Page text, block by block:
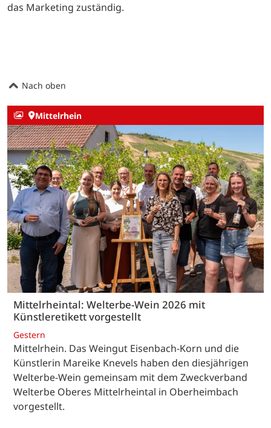
das Marketing zuständig.
Nach oben
Mittelrhein
Mittelrheintal: Welterbe-Wein 2026 mit
Künstleretikett vorgestellt
Gestern
Mittelrhein. Das Weingut Eisenbach-Korn und die
Künstlerin Mareike Knevels haben den diesjährigen
Welterbe-Wein gemeinsam mit dem Zweckverband
Welterbe Oberes Mittelrheintal in Oberheimbach
vorgestellt.